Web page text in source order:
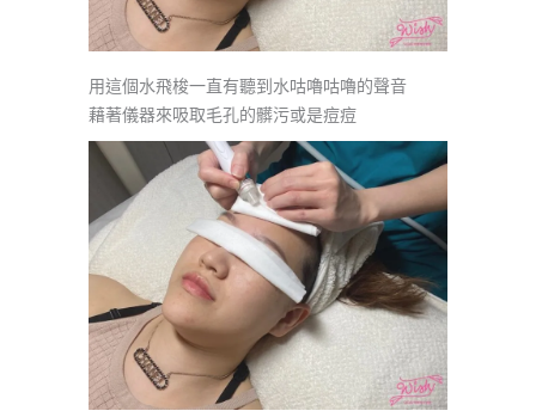
用這個水飛梭一直有聽到水咕嚕咕嚕的聲音
藉著儀器來吸取毛孔的髒污或是痘痘